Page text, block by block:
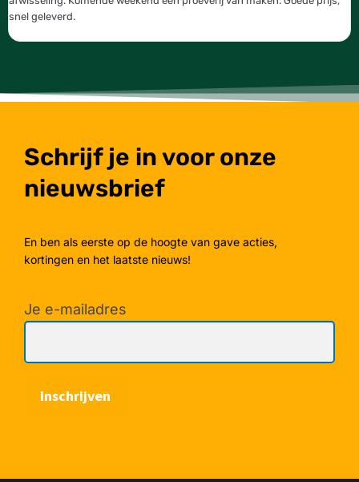
snel geleverd.
Schrijf je in voor onze
nieuwsbrief
En ben als eerste op de hoogte van gave acties,
kortingen en het laatste nieuws!
Je e-mailadres